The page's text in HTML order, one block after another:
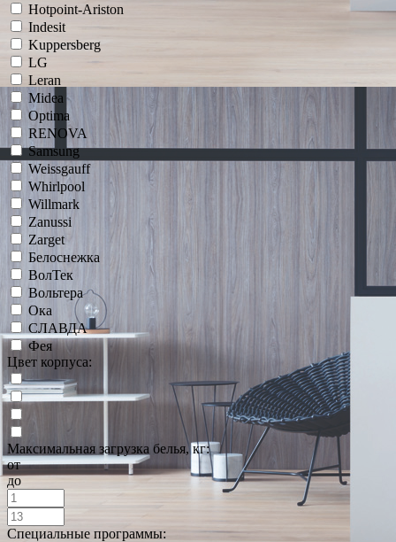
Hotpoint-Ariston
Indesit
Kuppersberg
LG
Leran
Midea
Optima
RENOVA
Samsung
Weissgauff
Whirlpool
Willmark
Zanussi
Zarget
Белоснежка
ВолТек
Вольтера
Ока
СЛАВДА
Фея
Цвет корпуса:
Максимальная загрузка белья, кг:
от
до
Специальные программы: